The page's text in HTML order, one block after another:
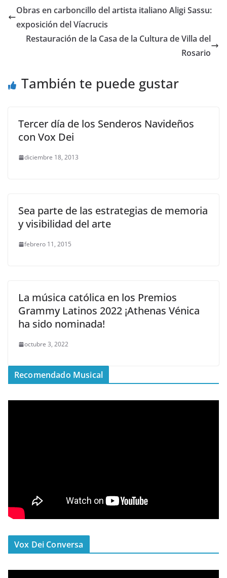
Obras en carboncillo del artista italiano Aligi Sassu:
exposición del Víacrucis
Restauración de la Casa de la Cultura de Villa del
Rosario
También te puede gustar
Tercer día de los Senderos Navideños
con Vox Dei
diciembre 18, 2013
Sea parte de las estrategias de memoria
y visibilidad del arte
febrero 11, 2015
La música católica en los Premios
Grammy Latinos 2022 ¡Athenas Vénica
ha sido nominada!
octubre 3, 2022
Recomendado Musical
Vox Dei Conversa